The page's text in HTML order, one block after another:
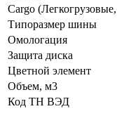
Cargo
Типоразмер шины
Омологация
Защита диска
Цветной элемент
Объем, м3
Код ТН ВЭД